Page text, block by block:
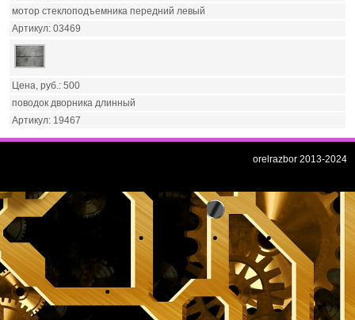
мотор стеклоподъемника передний левый
03469
500
поводок дворника длинный
19467
orelrazbor 2013-2024